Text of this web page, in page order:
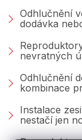
Odhlučnění
dodávka
nevratných
Odhlučnění
kombinace
Instalace
nestačí jen